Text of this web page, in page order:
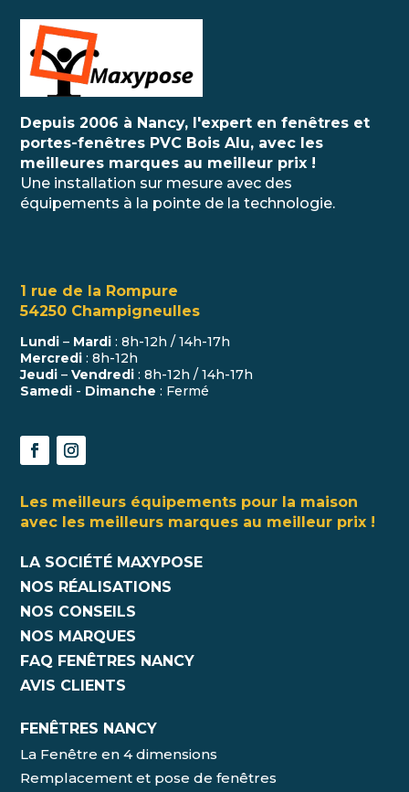
Depuis 2006 à Nancy, l'expert en fenêtres et
portes-fenêtres PVC Bois Alu, avec les
meilleures marques au meilleur prix !
Une installation sur mesure avec des
équipements à la pointe de la technologie.
1 rue de la Rompure
54250 Champigneulles
Lundi – Mardi : 8h-12h / 14h-17h
Mercredi : 8h-12h
Jeudi –Vendredi : 8h-12h / 14h-17h
Samedi - Dimanche : Fermé
Les meilleurs équipements pour la maison
avec les meilleurs marques au meilleur prix !
LA SOCIÉTÉ MAXYPOSE
NOS RÉALISATIONS
NOS CONSEILS
NOS MARQUES
FAQ FENÊTRES NANCY
AVIS CLIENTS
FENÊTRES NANCY
La Fenêtre en 4 dimensions
Remplacement et pose de fenêtres